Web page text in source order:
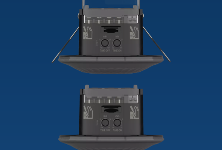
Smart Home
Nærværs- og bevegelsesdetektor
Tids- og lysstyring
OEM løsninger
Nedlastninger
Kataloger og brosjyrer
Din kontaktperson hos Theben